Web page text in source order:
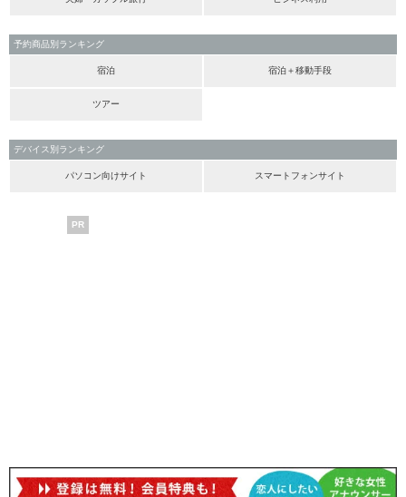
予約商品別ランキング
宿泊 宿泊＋移動手段
ツアー
デバイス別ランキング
パソコン向けサイト スマートフォンサイト
PR